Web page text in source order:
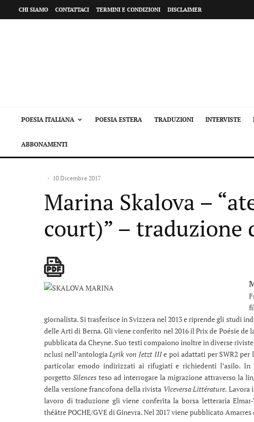
CHI SIAMO CONTATTACI TERMINI E CONDIZIONI DISCLAIMER
POESIA ITALIANA POESIA ESTERA TRADUZIONI INTERVISTE
ABBONAMENTI
· 10 Dicembre 2017
Marina Skalova –
court)” – traduzione
giornalista. Si trasferisce in Svizzera nel 2013 e riprende gli studi
delle Arti di Berna. Gli viene conferito nel 2016 il Prix de Poésie de
pubblicata da Cheyne. Suo testi compaiono inoltre in diverse
nclusi nell’antologiaLyrik von Jetzt IIIe poi adattati per SWR2 per
particolar emodo indirizzati ai rifugiati e richiedenti l’asilo.
porgettoSilencesteso ad interrogare la migrazione attraverso la
della versione francofona della rivista Viceversa Littérature. Lavora
lavoro di traduzione gli viene conferita la borsa letteraria
théâtre POCHE/GVE di Ginevra. Nel 2017 viene pubblicato Amarres